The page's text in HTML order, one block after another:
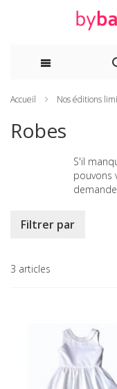
Accueil Nos éditions
Robes
S'il
pouvons
3 articles
Filtrer par